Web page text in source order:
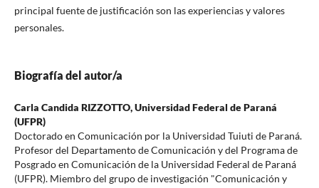
principal fuente de justificación son las experiencias y valores
personales.
Biografía del autor/a
Carla Candida RIZZOTTO,Universidad Federal de Paraná
(UFPR)
Doctorado en Comunicación por la Universidad Tuiuti de Paraná.
Profesor del Departamento de Comunicación y del Programa de
Posgrado en Comunicación de la Universidad Federal de Paraná
(UFPR). Miembro del grupo de investigación "Comunicación y